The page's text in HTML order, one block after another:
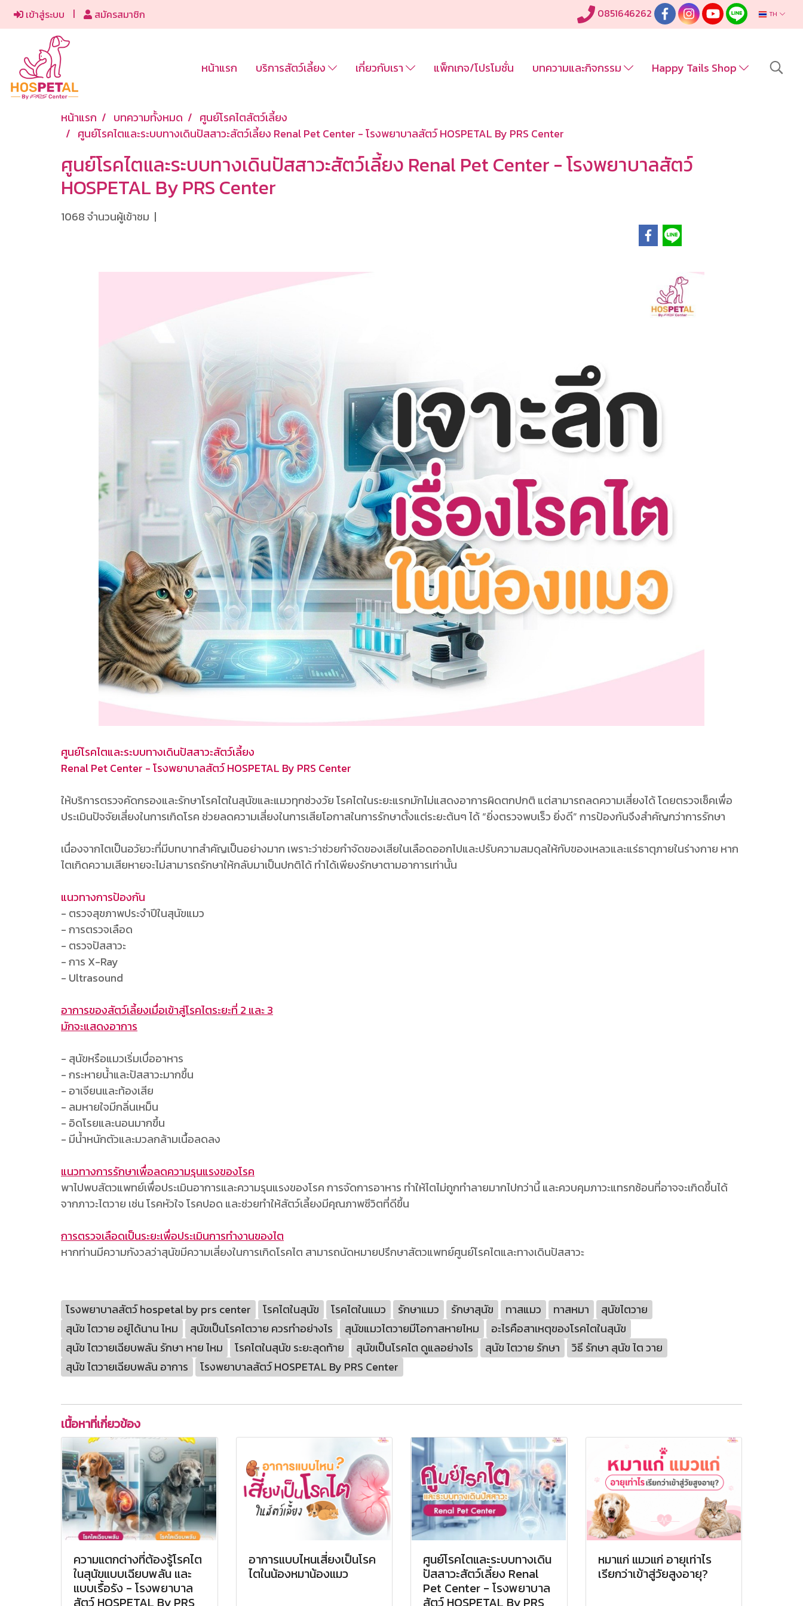
เข้าสู่ระบบ สมัครสมาชิก 0851646262 TH
หน้าแรก บริการสัตว์เลี้ยง เกี่ยวกับเรา แพ็กเกจ/โปรโมชั่น บทความและกิจกรรม Happy Tails Shop
หน้าแรก บทความทั้งหมด
ศูนย์โรคไตสัตว์เลี้ยง
ศูนย์โรคไตและระบบทางเดินปัสสาวะสัตว์เลี้ยง Renal Pet Center - โรงพยาบาลสัตว์ HOSPETAL By PRS Center
ศูนย์โรคไตและระบบทางเดินปัสสาวะสัตว์เลี้ยง Renal Pet Center - โรงพยาบาลสัตว์
HOSPETAL By PRS Center
1068 จำนวนผู้เข้าชม |
ศูนย์โรคไตและระบบทางเดินปัสสาวะสัตว์เลี้ยง
Renal Pet Center - โรงพยาบาลสัตว์ HOSPETAL By PRS Center
ให้บริการตรวจคัดกรองและรักษาโรคไตในสุนัขและแมวทุกช่วงวัย โรคไตในระยะแรกมักไม่แสดงอาการผิดตกปกติ แต่สามารถลดความเสี่ยงได้ โดยตรวจเช็คเพื่อ
ประเมินปัจจัยเสี่ยงในการเกิดโรค ช่วยลดความเสี่ยงในการเสียโอกาสในการรักษาตั้งแต่ระยะต้นๆ ได้ “ยิ่งตรวจพบเร็ว ยิ่งดี” การป้องกันจึงสำคัญกว่าการรักษา
เนื่องจากไตเป็นอวัยวะที่มีบทบาทสำคัญเป็นอย่างมาก เพราะว่าช่วยกำจัดของเสียในเลือดออกไปและปรับความสมดุลให้กับของเหลวและแร่ธาตุภายในร่างกาย หาก
ไตเกิดความเสียหายจะไม่สามารถรักษาให้กลับมาเป็นปกติได้ ทำได้เพียงรักษาตามอาการเท่านั้น
แนวทางการป้องกัน
- ตรวจสุขภาพประจำปีในสุนัขแมว
- การตรวจเลือด
- ตรวจปัสสาวะ
- การ X-Ray
- Ultrasound
อาการของสัตว์เลี้ยงเมื่อเข้าสู่โรคไตระยะที่ 2 และ 3
มักจะแสดงอาการ
- สุนัขหรือแมวเริ่มเบื่ออาหาร
- กระหายน้ำและปัสสาวะมากขึ้น
- อาเจียนและท้องเสีย
- ลมหายใจมีกลิ่นเหม็น
- อิดโรยและนอนมากขึ้น
- มีน้ำหนักตัวและมวลกล้ามเนื้อลดลง
แนวทางการรักษาเพื่อลดความรุนแรงของโรค
พาไปพบสัตวแพทย์เพื่อประเมินอาการและความรุนแรงของโรค การจัดการอาหาร ทำให้ไตไม่ถูกทำลายมากไปกว่านี้ และควบคุมภาวะแทรกซ้อนที่อาจจะเกิดขึ้นได้
จากภาวะไตวาย เช่น โรคหัวใจ โรคปอด และช่วยทำให้สัตว์เลี้ยงมีคุณภาพชีวิตที่ดีขึ้น
การตรวจเลือดเป็นระยะเพื่อประเมินการทำงานของไต
หากท่านมีความกังวลว่าสุนัขมีความเสี่ยงในการเกิดโรคไต สามารถนัดหมายปรึกษาสัตวแพทย์ศูนย์โรคไตและทางเดินปัสสาวะ
โรงพยาบาลสัตว์ hospetal by prs center โรคไตในสุนัข โรคไตในแมว รักษาแมว รักษาสุนัข ทาสแมว ทาสหมา
สุนัขไตวาย
สุนัข ไตวาย อยู่ได้นาน ไหม
สุนัขเป็นโรคไตวาย ควรทําอย่างไร สุนัขแมวไตวายมีโอกาสหายไหม
อะไรคือสาเหตุของโรคไตในสุนัข
สุนัข ไตวายเฉียบพลัน รักษา หาย ไหม
โรคไตในสุนัข ระยะสุดท้าย สุนัขเป็นโรคไต ดูแลอย่างไร สุนัข ไตวาย รักษา
วิธี รักษา สุนัข ไต วาย
สุนัข ไตวายเฉียบพลัน อาการ
โรงพยาบาลสัตว์ HOSPETAL By PRS Center
เนื้อหาที่เกี่ยวข้อง
ความแตกต่างที่ต้องรู้โรคไต
ในสุนัขแบบเฉียบพลัน และ
แบบเรื้อรัง - โรงพยาบาล
สัตว์ HOSPETAL By PRS
อาการแบบไหนเสี่ยงเป็นโรค
ไตในน้องหมาน้องแมว
ศูนย์โรคไตและระบบทางเดิน
ปัสสาวะสัตว์เลี้ยง Renal
Pet Center - โรงพยาบาล
สัตว์ HOSPETAL By PRS
หมาแก่ แมวแก่ อายุเท่าไร
เรียกว่าเข้าสู่วัยสูงอายุ?